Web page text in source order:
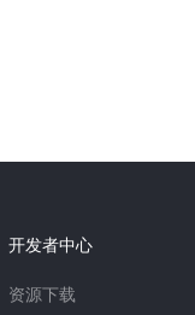
开发者中心
资源下载